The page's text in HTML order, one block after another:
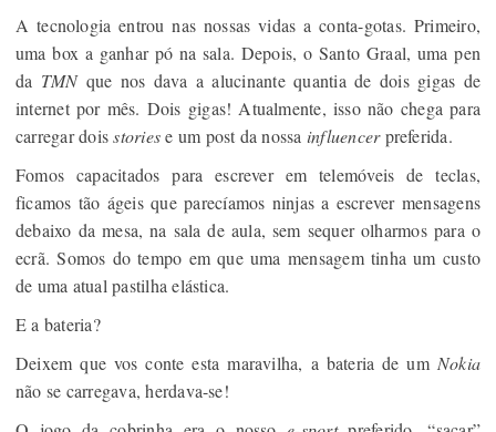
A tecnologia entrou nas nossas vidas a conta-gotas. Primeiro,
uma box a ganhar pó na sala. Depois, o Santo Graal, uma pen
da TMNque nos dava a alucinante quantia de dois gigas de
internet por mês. Dois gigas! Atualmente, isso não chega para
carregar doisstoriese um post da nossa influencerpreferida.
Fomos capacitados para escrever em telemóveis de teclas,
ficamos tão ágeis que parecíamos ninjas a escrever mensagens
debaixo da mesa, na sala de aula, sem sequer olharmos para o
ecrã. Somos do tempo em que uma mensagem tinha um custo
de uma atual pastilha elástica.
E a bateria?
Deixem que vos conte esta maravilha, a bateria de um Nokia
não se carregava, herdava-se!